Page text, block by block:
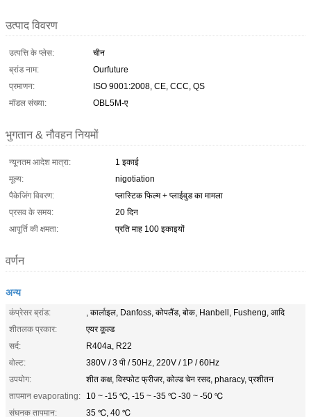
उत्पाद विवरण
उत्पत्ति के प्लेस:
चीन
ब्रांड नाम:
Ourfuture
प्रमाणन:
ISO 9001:2008, CE, CCC, QS
मॉडल संख्या:
OBL5M-ए
भुगतान & नौवहन नियमों
न्यूनतम आदेश मात्रा:
1 इकाई
मूल्य:
nigotiation
पैकेजिंग विवरण:
प्लास्टिक फिल्म + प्लाईवुड का मामला
प्रसव के समय:
20 दिन
आपूर्ति की क्षमता:
प्रति माह 100 इकाइयों
वर्णन
अन्य
कंप्रेसर ब्रांड:
, कार्लाइल, Danfoss, कोपलैंड, बोक, Hanbell, Fusheng, आदि
शीतलक प्रकार:
एयर कूल्ड
सर्द:
R404a, R22
वोल्ट:
380V / 3 पी / 50Hz, 220V / 1P / 60Hz
उपयोग:
शीत कक्ष, विस्फोट फ्रीजर, कोल्ड चेन रसद, pharacy, प्रशीतन
तापमान evaporating:
10 ~ -15 ℃, -15 ~ -35 ℃ -30 ~ -50 ℃
संघनक तापमान:
35 ℃, 40 ℃